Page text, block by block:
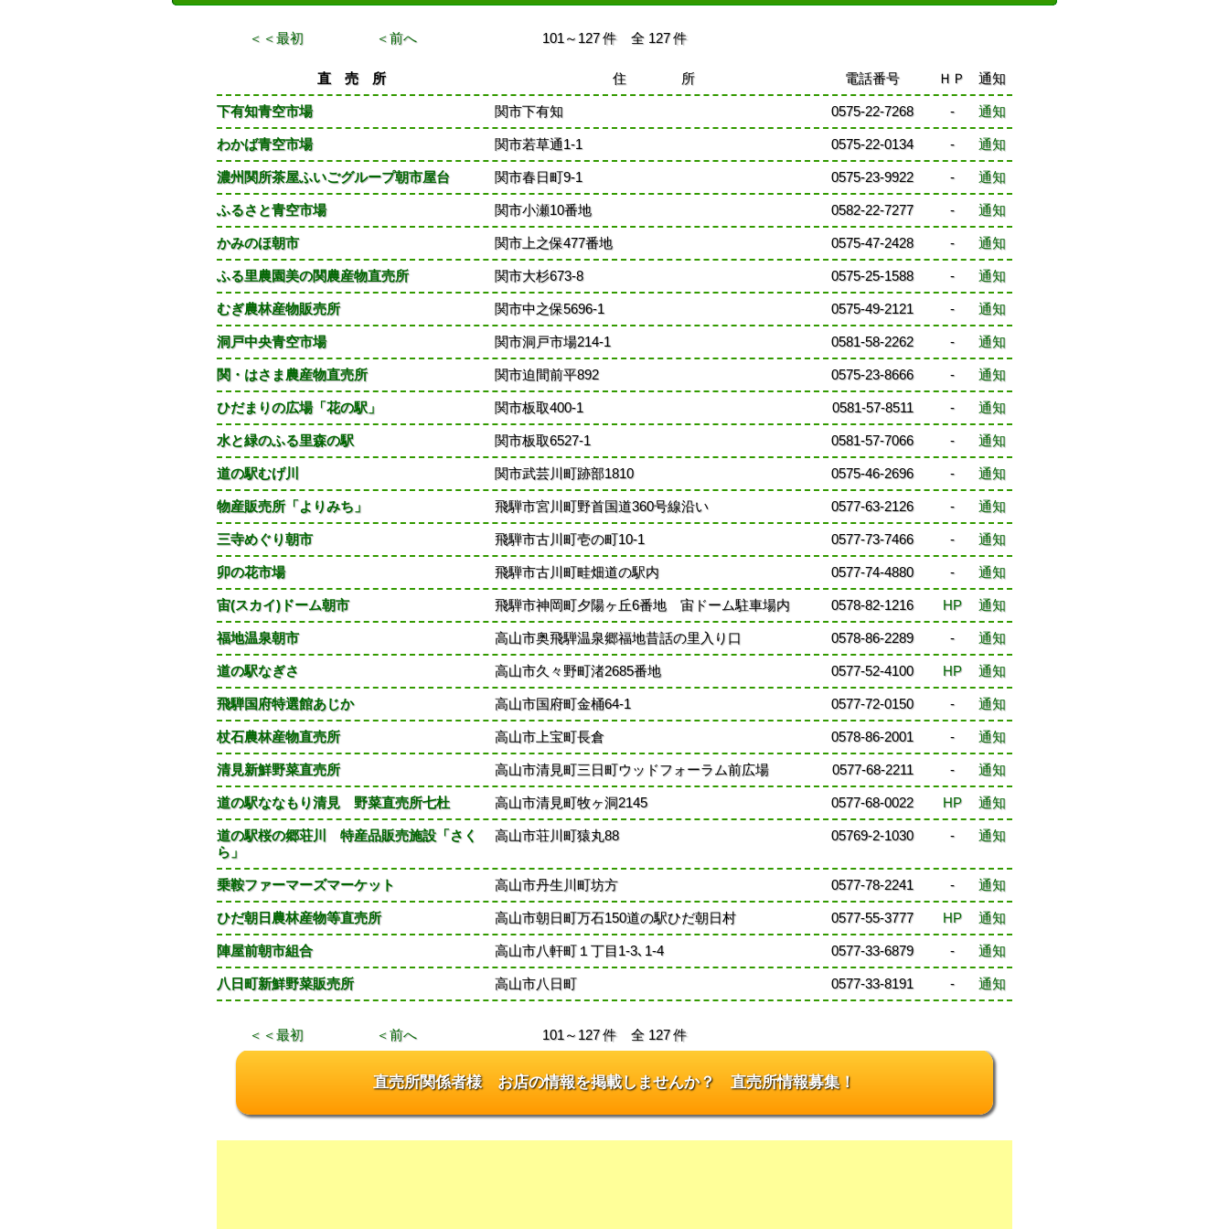
＜＜最初 ＜前へ 101～127 件 全 127 件
直 売 所 住 所 電話番号 ＨＰ 通知
下有知青空市場 関市下有知 0575-22-7268 - 通知
わかば青空市場 関市若草通1-1 0575-22-0134 - 通知
濃州関所茶屋ふいごグループ朝市屋台 関市春日町9-1 0575-23-9922 - 通知
ふるさと青空市場 関市小瀬10番地 0582-22-7277 - 通知
かみのほ朝市 関市上之保477番地 0575-47-2428 - 通知
ふる里農園美の関農産物直売所 関市大杉673-8 0575-25-1588 - 通知
むぎ農林産物販売所 関市中之保5696-1 0575-49-2121 - 通知
洞戸中央青空市場 関市洞戸市場214-1 0581-58-2262 - 通知
関・はさま農産物直売所 関市迫間前平892 0575-23-8666 - 通知
ひだまりの広場「花の駅」 関市板取400-1 0581-57-8511 - 通知
水と緑のふる里森の駅 関市板取6527-1 0581-57-7066 - 通知
道の駅むげ川 関市武芸川町跡部1810 0575-46-2696 - 通知
物産販売所「よりみち」 飛騨市宮川町野首国道360号線沿い 0577-63-2126 - 通知
三寺めぐり朝市 飛騨市古川町壱の町10-1 0577-73-7466 - 通知
卯の花市場 飛騨市古川町畦畑道の駅内 0577-74-4880 - 通知
宙(スカイ)ドーム朝市 飛騨市神岡町夕陽ヶ丘6番地 宙ドーム駐車場内 0578-82-1216 HP 通知
福地温泉朝市 高山市奥飛騨温泉郷福地昔話の里入り口 0578-86-2289 - 通知
道の駅なぎさ 高山市久々野町渚2685番地 0577-52-4100 HP 通知
飛騨国府特選館あじか 高山市国府町金桶64-1 0577-72-0150 - 通知
杖石農林産物直売所 高山市上宝町長倉 0578‐86-2001 - 通知
清見新鮮野菜直売所 高山市清見町三日町ウッドフォーラム前広場 0577-68-2211 - 通知
道の駅ななもり清見 野菜直売所七杜 高山市清見町牧ヶ洞2145 0577-68-0022 HP 通知
道の駅桜の郷荘川 特産品販売施設「さく
ら」
高山市荘川町猿丸88 05769-2-1030 - 通知
乗鞍ファーマーズマーケット 高山市丹生川町坊方 0577-78-2241 - 通知
ひだ朝日農林産物等直売所 高山市朝日町万石150道の駅ひだ朝日村 0577-55-3777 HP 通知
陣屋前朝市組合 高山市八軒町１丁目1-3､1-4 0577-33-6879 - 通知
八日町新鮮野菜販売所 高山市八日町 0577-33-8191 - 通知
＜＜最初 ＜前へ 101～127 件 全 127 件
直売所関係者様 お店の情報を掲載しませんか？ 直売所情報募集！